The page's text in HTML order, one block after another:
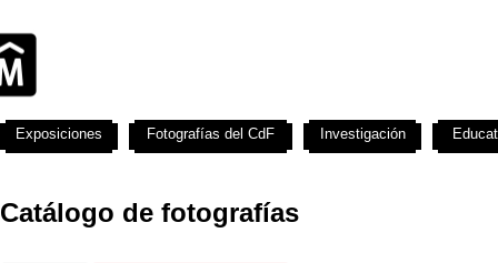
Catálogo de fotografías
Exposiciones Fotografías del CdF Investigación